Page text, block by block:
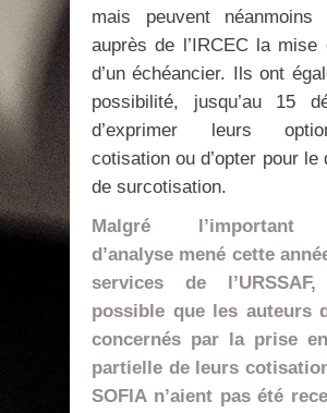
mais peuvent néanmoins
auprès de l’IRCEC la mise
d’un échéancier. Ils ont
possibilité, jusqu’au 15
d’exprimer leurs
cotisation ou d’opter pour le
de surcotisation.
Malgré l’important
d’analyse mené cette
services de
possible que les auteurs
concernés par la prise
partielle de leurs
SOFIA n’aient pas été